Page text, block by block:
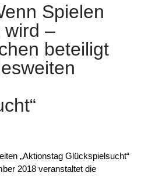
Spielen
wird –
beteiligt
„Aktionstag Glückspielsucht“
2018 veranstaltet die